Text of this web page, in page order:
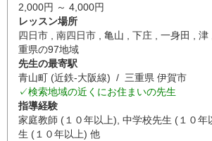
2,000円 ～ 4,000円
レッスン場所
四日市 , 南四日市 , 亀山 , 下庄 , 一身田 ,
重県の97地域
先生の最寄駅
青山町 (近鉄-大阪線) / 三重県 伊賀市
✓検索地域の近くにお住まいの先生
指導経験
家庭教師 (１０年以上), 中学校先生 (１０年
生 (１０年以上) 他